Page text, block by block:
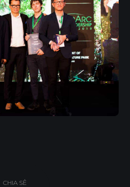
CHIA SẺ